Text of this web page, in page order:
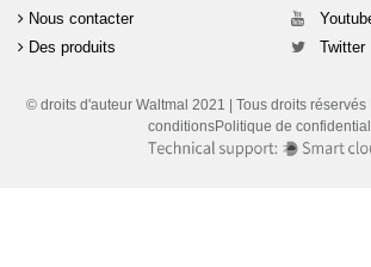
Nous contacter
Des produits
Twitter
© droits d'auteur Waltmal 2021 | Tous droits réservés
conditionsPolitique de